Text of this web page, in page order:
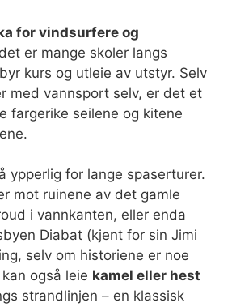
for vindsurfere og
er mange skoler langs
kurs og utleie av utstyr. Selv
med vannsport selv, er det et
fargerike seilene og kitene
ypperlig for lange spaserturer.
mot ruinene av det gamle
i vannkanten, eller enda
Diabat (kjent for sin Jimi
selv om historiene er noe
også leie kamel eller hest
strandlinjen – en klassisk